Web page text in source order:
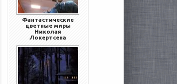
Фантастические
цветные миры
Николая
Локертсена